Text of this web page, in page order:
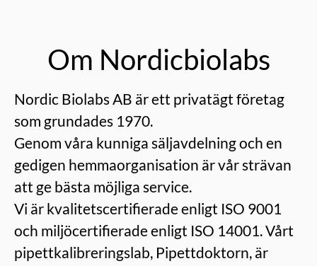
Om Nordicbiolabs
Nordic Biolabs AB är ett privatägt företag
som grundades 1970.
Genom våra kunniga säljavdelning och en
gedigen hemmaorganisation är vår strävan
att ge bästa möjliga service.
Vi är kvalitetscertifierade enligt ISO 9001
och miljöcertifierade enligt ISO 14001. Vårt
pipettkalibreringslab, Pipettdoktorn, är